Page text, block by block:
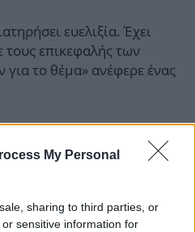
My Personal
sharing to third parties, or
sensitive information for
ευελιξία. Έχει
τους επικεφαλής των
για το θέμα» ανέφερε ένας
προβλέπει ένα τριετές
εφαρμογή των δασμών, ανά